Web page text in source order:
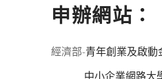
申辦網站：
經濟部-青年創業及啟動
中小企業網路大